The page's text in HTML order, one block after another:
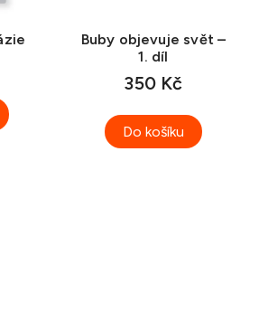
Buby objevuje svět –
1. díl
350 Kč
Do košíku